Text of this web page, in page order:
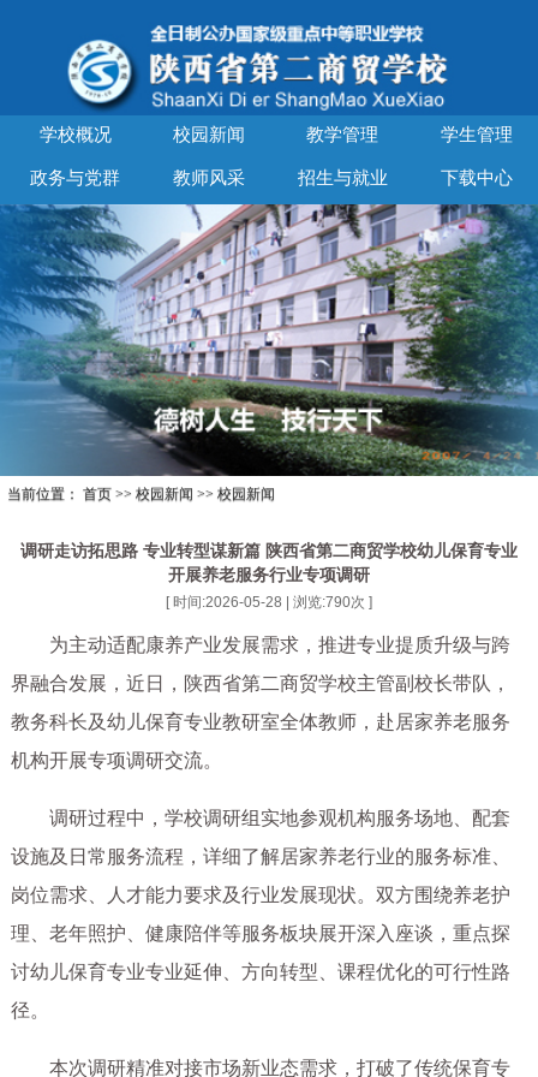
学校概况 校园新闻 教学管理 学生管理
政务与党群 教师风采 招生与就业 下载中心
当前位置： 首页 >> 校园新闻 >> 校园新闻
调研走访拓思路 专业转型谋新篇 陕西省第二商贸学校幼儿保育专业
开展养老服务行业专项调研
[ 时间:2026-05-28 | 浏览:790次 ]
为主动适配康养产业发展需求，推进专业提质升级与跨
界融合发展，近日，陕西省第二商贸学校主管副校长带队，
教务科长及幼儿保育专业教研室全体教师，赴居家养老服务
机构开展专项调研交流。
调研过程中，学校调研组实地参观机构服务场地、配套
设施及日常服务流程，详细了解居家养老行业的服务标准、
岗位需求、人才能力要求及行业发展现状。双方围绕养老护
理、老年照护、健康陪伴等服务板块展开深入座谈，重点探
讨幼儿保育专业专业延伸、方向转型、课程优化的可行性路
径。
本次调研精准对接市场新业态需求，打破了传统保育专